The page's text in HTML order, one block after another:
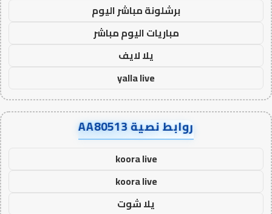
برشلونة مباشر اليوم
مباريات اليوم مباشر
يلا لايف
yalla live
روابط نصية AA80513
koora live
koora live
يلا شوت